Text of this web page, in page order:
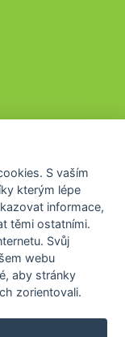
. S vaším
kterým lépe
informace,
těmi ostatními.
Svůj
webu
, aby stránky
zorientovali.